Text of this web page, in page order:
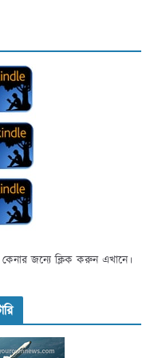
জন্যে ক্লিক করুন এখানে।